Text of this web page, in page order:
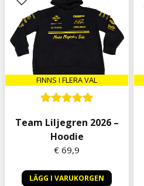
FINNS I FLERA VAL
Team Liljegren 2026 –
Hoodie
€ 69,9
LÄGG I VARUKORGEN